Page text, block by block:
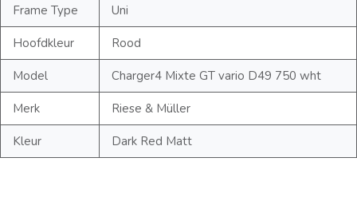
Frame Type Uni
Hoofdkleur Rood
Model Charger4 Mixte GT vario D49 750 wht
Merk Riese & Müller
Kleur Dark Red Matt